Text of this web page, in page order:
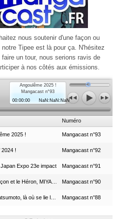
nous soutenir d'une façon ou
notre Tipee est là pour ça. N'hésitez
un tour, nous serions ravis de
à nos côtés aux émissions.
Angoulême 2025 !
Mangacast n°93
00:00:00
NaN:NaN:NaN
Numéro
2025 ! Mangacast n°93
2024 ! Mangacast n°92
Expo 23e impact Mangacast n°91
Mangacast n°90
Mangacast n°88